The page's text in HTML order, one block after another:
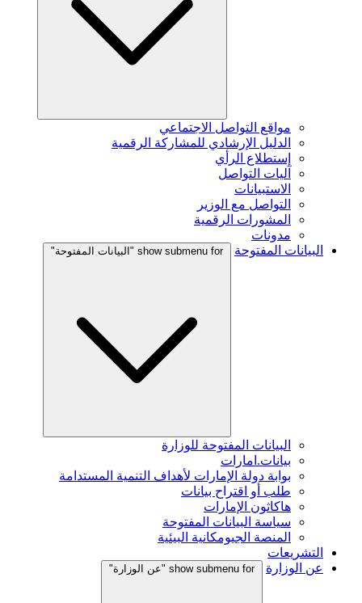
مواقع التواصل الاجتماعي
الدليل الإرشادي للمشاركة الرقمية
إستطلاع الرأي
آليات التواصل
الاستبيانات
التواصل مع الوزير
المشورات الرقمية
مدونات
البيانات المفتوحة
show submenu for "البيانات المفتوحة"
البيانات المفتوحة للوزارة
بيانات.امارات
بوابة دولة الإمارات لأهداف التنمية المستدامة
طلب أو اقتراح بيانات
هاكاثون الإمارات
سياسة البيانات المفتوحة
المنصة الجيومكانية البيئية
التشريعات
عن الوزارة
show submenu for "عن الوزارة"